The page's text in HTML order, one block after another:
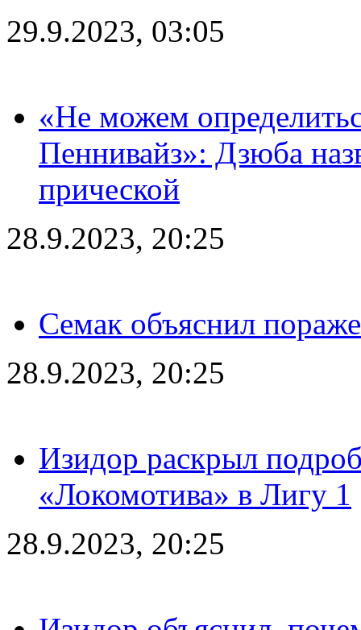
29.9.2023, 03:05
«Не можем
Пеннивайз»: Дзюба
прической
28.9.2023, 20:25
Семак объяснил
28.9.2023, 20:25
Изидор раскрыл
«Локомотива» в Лигу 1
28.9.2023, 20:25